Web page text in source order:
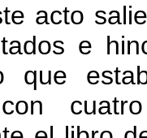
acto
e
que